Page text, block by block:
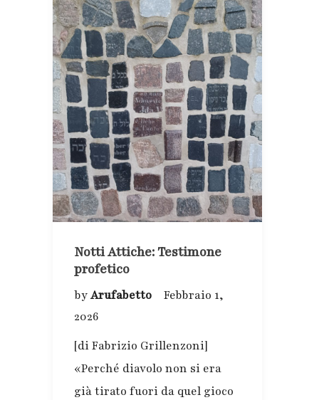
Notti Attiche: Testimone
profetico
byArufabetto
Febbraio 1,
2026
[di Fabrizio Grillenzoni]
«Perché diavolo non si era
già tirato fuori da quel gioco